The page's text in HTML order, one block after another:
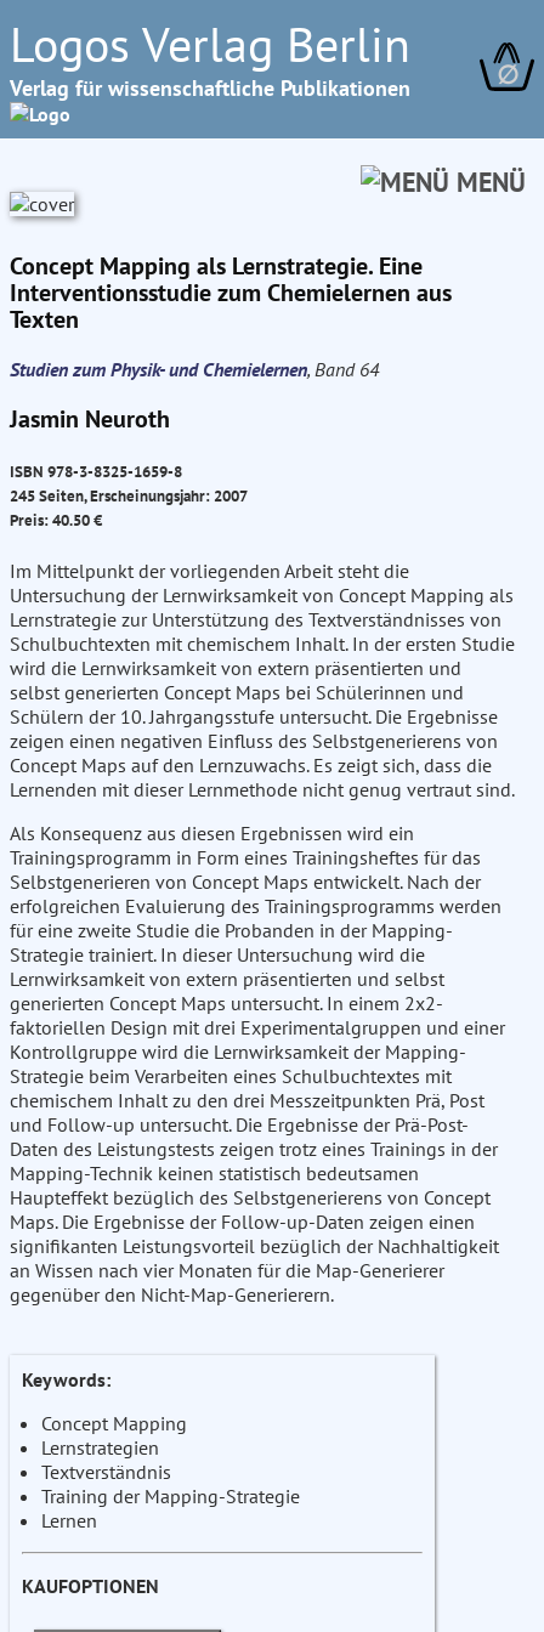
Logos Verlag Berlin
Verlag für wissenschaftliche Publikationen ∅
MENÜ
Concept Mapping als Lernstrategie. Eine
Interventionsstudie zum Chemielernen aus
Texten
Studien zum Physik- und Chemielernen, Band 64
Jasmin Neuroth
ISBN 978-3-8325-1659-8
245 Seiten, Erscheinungsjahr: 2007
Preis: 40.50 €
Im Mittelpunkt der vorliegenden Arbeit steht die
Untersuchung der Lernwirksamkeit von Concept Mapping als
Lernstrategie zur Unterstützung des Textverständnisses von
Schulbuchtexten mit chemischem Inhalt. In der ersten Studie
wird die Lernwirksamkeit von extern präsentierten und
selbst generierten Concept Maps bei Schülerinnen und
Schülern der 10. Jahrgangsstufe untersucht. Die Ergebnisse
zeigen einen negativen Einfluss des Selbstgenerierens von
Concept Maps auf den Lernzuwachs. Es zeigt sich, dass die
Lernenden mit dieser Lernmethode nicht genug vertraut sind.
Als Konsequenz aus diesen Ergebnissen wird ein
Trainingsprogramm in Form eines Trainingsheftes für das
Selbstgenerieren von Concept Maps entwickelt. Nach der
erfolgreichen Evaluierung des Trainingsprogramms werden
für eine zweite Studie die Probanden in der Mapping-
Strategie trainiert. In dieser Untersuchung wird die
Lernwirksamkeit von extern präsentierten und selbst
generierten Concept Maps untersucht. In einem 2x2-
faktoriellen Design mit drei Experimentalgruppen und einer
Kontrollgruppe wird die Lernwirksamkeit der Mapping-
Strategie beim Verarbeiten eines Schulbuchtextes mit
chemischem Inhalt zu den drei Messzeitpunkten Prä, Post
und Follow-up untersucht. Die Ergebnisse der Prä-Post-
Daten des Leistungstests zeigen trotz eines Trainings in der
Mapping-Technik keinen statistisch bedeutsamen
Haupteffekt bezüglich des Selbstgenerierens von Concept
Maps. Die Ergebnisse der Follow-up-Daten zeigen einen
signifikanten Leistungsvorteil bezüglich der Nachhaltigkeit
an Wissen nach vier Monaten für die Map-Generierer
gegenüber den Nicht-Map-Generierern.
Keywords:
Concept Mapping
Lernstrategien
Textverständnis
Training der Mapping-Strategie
Lernen
KAUFOPTIONEN